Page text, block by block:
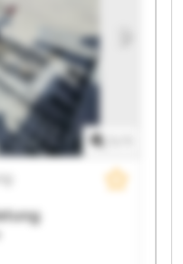
Handel +
+ Vermietung
GmbH Robert
Handel +
+ Vermietung
GmbH